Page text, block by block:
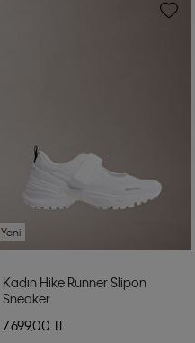
Yeni
Kadın Hike Runner Slipon
Sneaker
7.699,00 TL